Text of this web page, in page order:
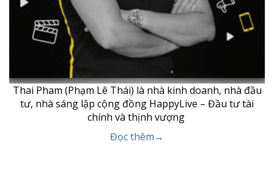
Thai Pham (Phạm Lê Thái) là nhà kinh doanh, nhà đầu
tư, nhà sáng lập cộng đồng HappyLive – Đầu tư tài
chính và thịnh vượng
Đọc thêm→